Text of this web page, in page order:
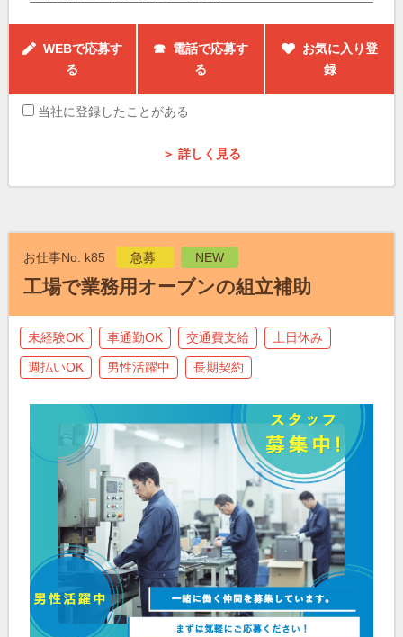
WEBで応募す
る
☎ 電話で応募す
る
お気に入り登
録
当社に登録したことがある
＞ 詳しく見る
お仕事No. k85 急募 NEW
工場で業務用オーブンの組立補助
未経験OK 車通勤OK 交通費支給 土日休み
週払いOK 男性活躍中 長期契約